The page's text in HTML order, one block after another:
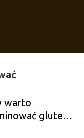
warto
gluten z